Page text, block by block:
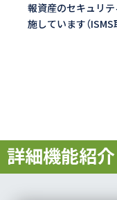
報資産のセキュリ
施しています（ISMS
詳細機能紹介